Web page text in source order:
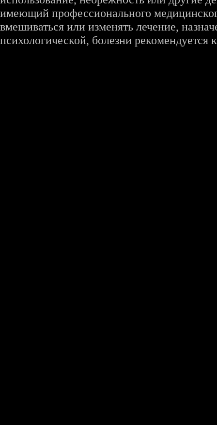
имеющий профессионального
вмешиваться или изменять лечение,
психологической, болезни рекомендуется